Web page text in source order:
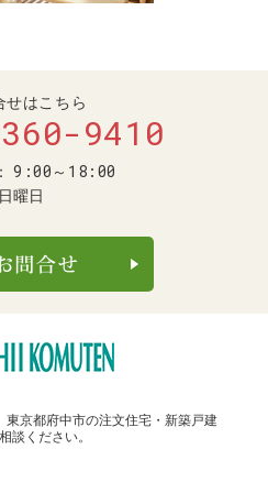
せはこちら
9410
9:00～18:00
日曜日
東京都府中市の注文住宅・新築戸建
談ください。